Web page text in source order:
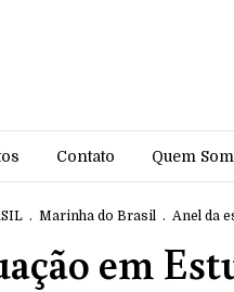
Contato Quem
. Marinha do Brasil . Anel da
em